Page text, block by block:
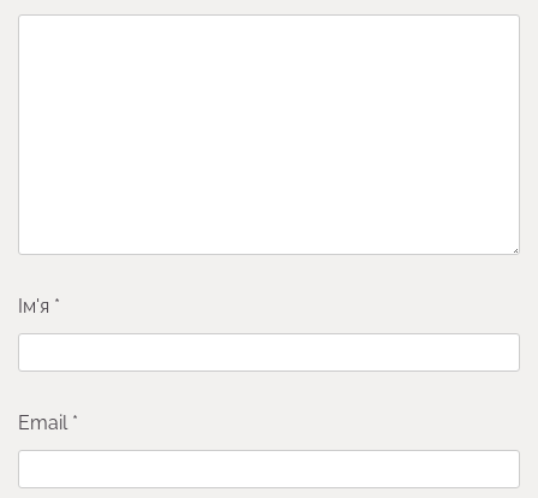
Ім'я *
Email *